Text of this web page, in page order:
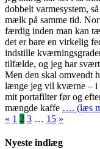
dobbelt varmesystem,
mælk på samme tid.
færdig inden man kan
det er bare en virkelig
indstille
tilfælde, og jeg har
Men den skal omvendt
længe jeg vil kværne – i
mit portafilter før og
mængde kaffe …. (læs
« 1 2 3 … 15 »
Nyeste indlæg